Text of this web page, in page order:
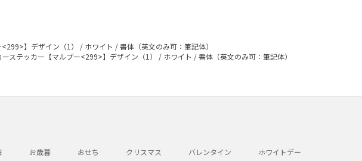
】デザイン（1） / ホワイト / 書体（英文のみ可：筆記体）
ーステッカー【マルプー<299>】デザイン（1） / ホワイト / 書体（英文のみ可：筆記体）
お歳暮 おせち クリスマス バレンタイン ホワイトデー